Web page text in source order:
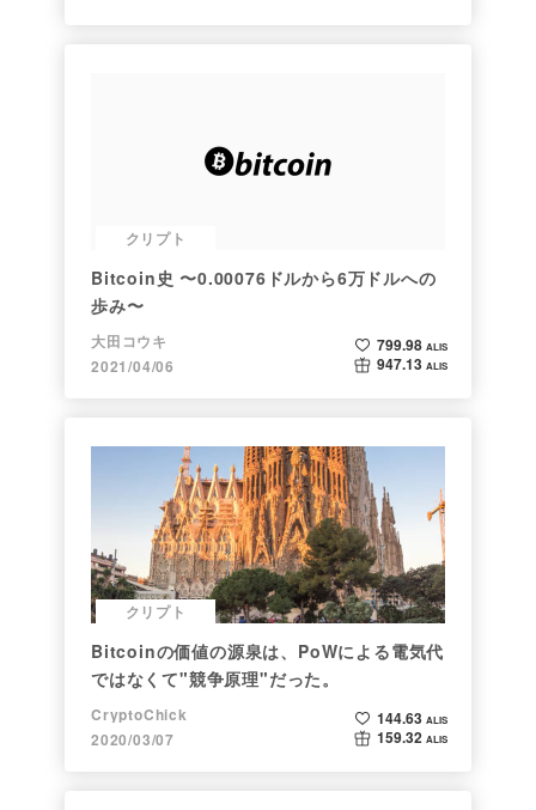
クリプト
Bitcoin史 〜0.00076ドルから6万ドルへの
歩み〜
大田コウキ
2021/04/06
799.98 ALIS
947.13 ALIS
クリプト
Bitcoinの価値の源泉は、PoWによる電気代
ではなくて"競争原理"だった。
CryptoChick
2020/03/07
144.63 ALIS
159.32 ALIS